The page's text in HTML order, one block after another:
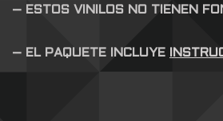
– ESTOS VINILOS NO TIENEN
– EL PAQUETE INCLUYE